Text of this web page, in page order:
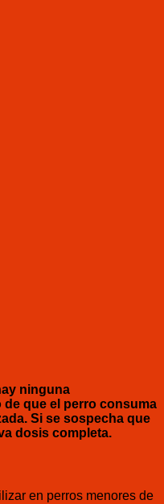
ninguna
que el perro consuma
Si se sospecha que
dosis completa.
en perros menores de